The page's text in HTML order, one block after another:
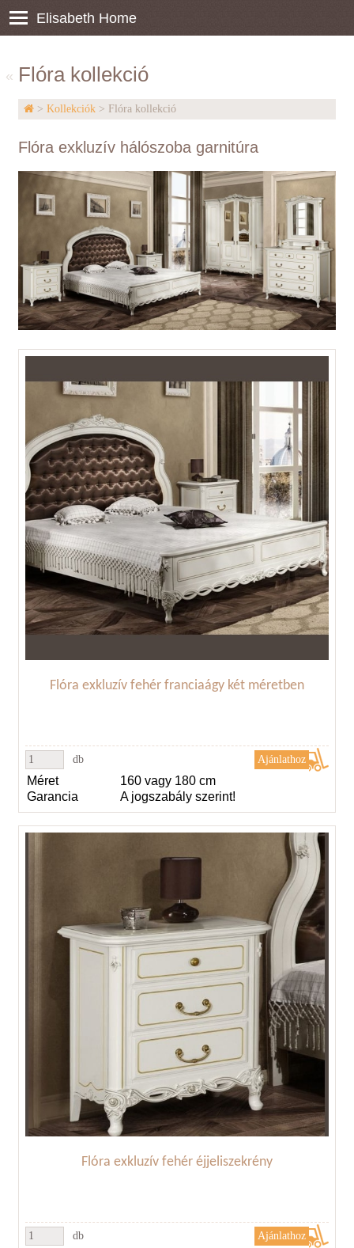
Elisabeth Home
Flóra kollekció
«
> Kollekciók > Flóra kollekció
Flóra exkluzív hálószoba garnitúra
Flóra exkluzív fehér franciaágy két méretben
db
Méret
160 vagy 180 cm
Garancia
A jogszabály szerint!
Flóra exkluzív fehér éjjeliszekrény
db